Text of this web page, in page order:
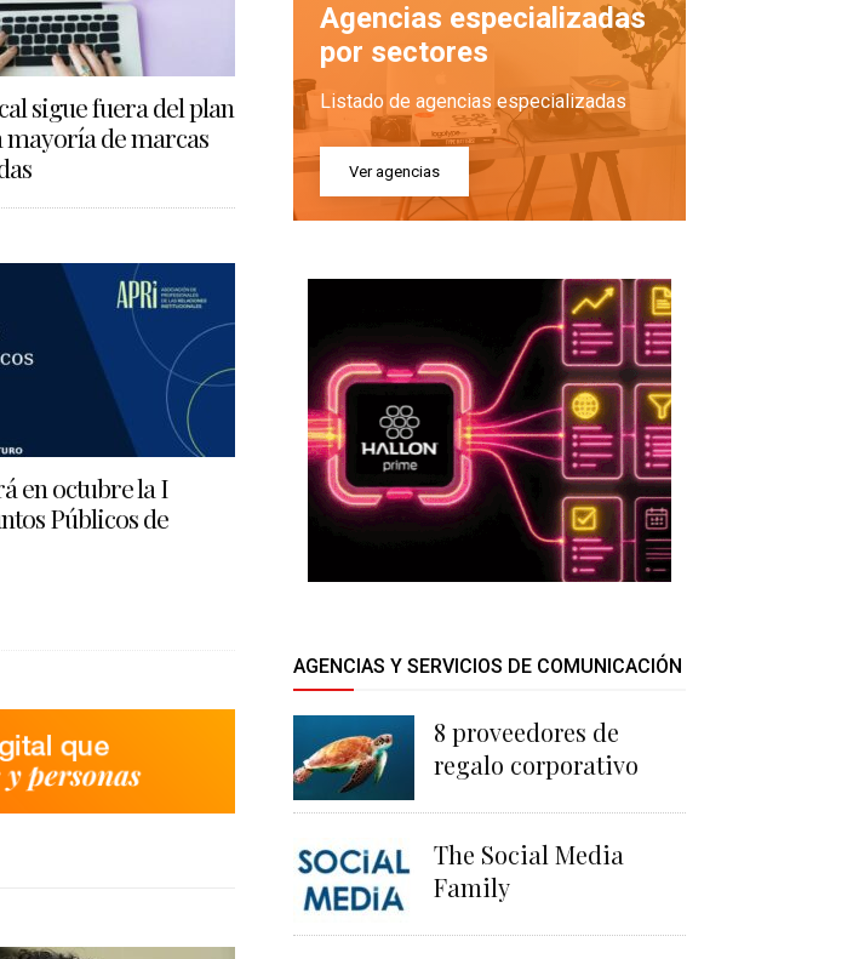
sigue fuera del plan
mayoría de marcas
en octubre la I
Públicos de
Agencias especializadas
por sectores
Listado de agencias especializadas
Ver agencias
AGENCIAS Y SERVICIOS DE COMUNICACIÓN
8 proveedores de
regalo corporativo
The Social Media
Family